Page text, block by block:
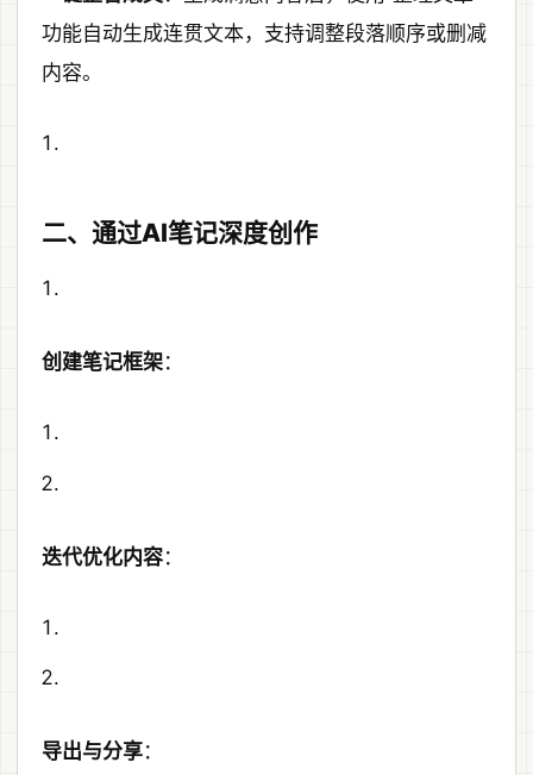
功能自动生成连贯文本，支持调整段落顺序或删减
内容。
二、通过AI笔记深度创作
创建笔记框架：
迭代优化内容：
导出与分享：